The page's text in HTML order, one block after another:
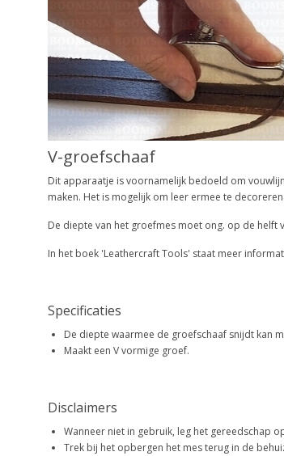
V-groefschaaf
Dit apparaatje is voornamelijk bedoeld om
maken. Het is mogelijk om leer ermee te
De diepte van het groefmes moet ong. op de helft
In het boek 'Leathercraft Tools' staat meer
Specificaties
De diepte waarmee de groefschaaf snijdt kan
Maakt een V vormige groef.
Disclaimers
Wanneer niet in gebruik, leg het gereedschap
Trek bij het opbergen het mes terug in de